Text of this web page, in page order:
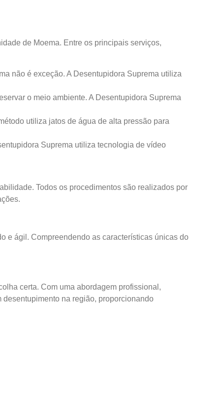
de Moema. Entre os principais serviços,
não é exceção. A Desentupidora Suprema utiliza
o meio ambiente. A Desentupidora Suprema
utiliza jatos de água de alta pressão para
Suprema utiliza tecnologia de vídeo
Todos os procedimentos são realizados por
e ágil. Compreendendo as características únicas do
certa. Com uma abordagem profissional,
na região, proporcionando